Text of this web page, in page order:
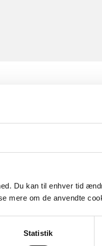
Du kan til enhver tid
mere om de anvendte
Statistik